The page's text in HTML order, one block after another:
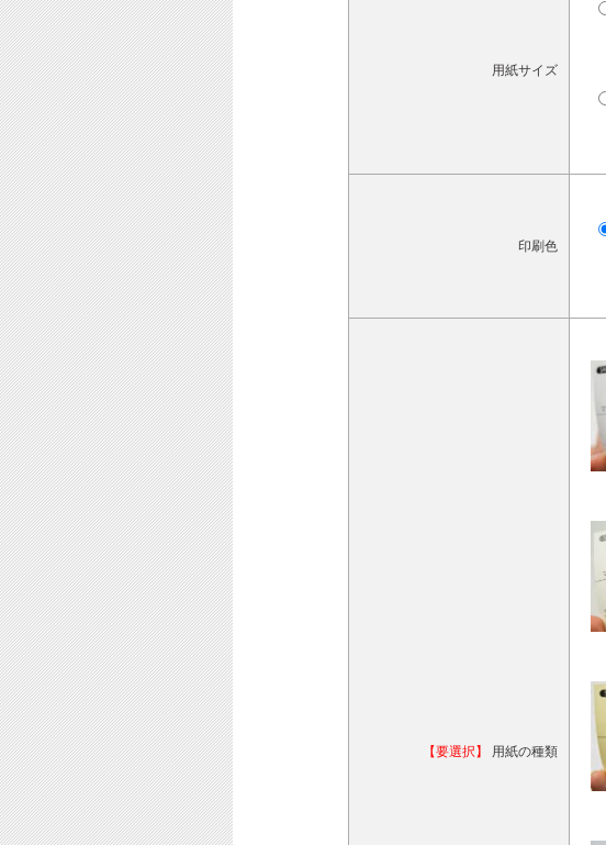
用紙サイズ
印刷色
【要選択】 用紙の種類